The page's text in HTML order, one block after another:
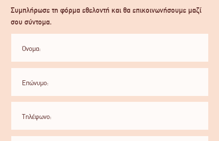
Συμπλήρωσε τη φόρμα εθελοντή και θα επικοινωνήσουμε μαζί
σου σύντομα.